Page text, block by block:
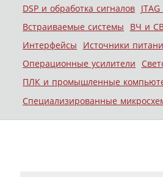
Меню
Skip to content
DSP и обработка сигналов
Встраиваемые системы
ВЧ и
Интерфейсы
Источники
Операционные усилители
ПЛК и промышленные
Специализированные